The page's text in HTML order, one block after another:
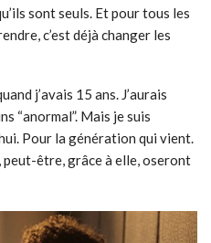
sont seuls. Et pour tous les
c’est déjà changer les
j’avais 15 ans. J’aurais
“anormal”. Mais je suis
Pour la génération qui vient.
être, grâce à elle, oseront